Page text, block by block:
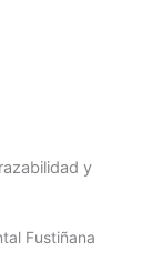
y
Fustiñana